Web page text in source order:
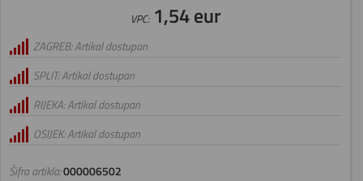
Šifra artikla:000006502
VPC:1,54 eur
ZAGREB: Artikal dostupan
SPLIT: Artikal dostupan
RIJEKA: Artikal dostupan
OSIJEK: Artikal dostupan